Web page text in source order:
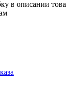
в описании